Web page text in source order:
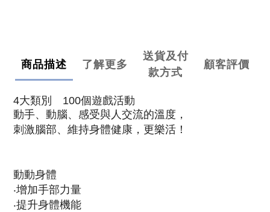
商品描述 了解更多
送貨及付
款方式
顧客評價
4大類別 100個遊戲活動
動手、動腦、感受與人交流的溫度，
刺激腦部、維持身體健康，更樂活！
動動身體
‧增加手部力量
‧提升身體機能